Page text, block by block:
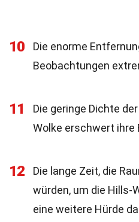
10
Die enorme
Beobachtungen
11
Die geringe Dichte
Wolke erschwert ihre
12
Die lange Zeit, die
würden, um die Hills-
eine weitere Hürde